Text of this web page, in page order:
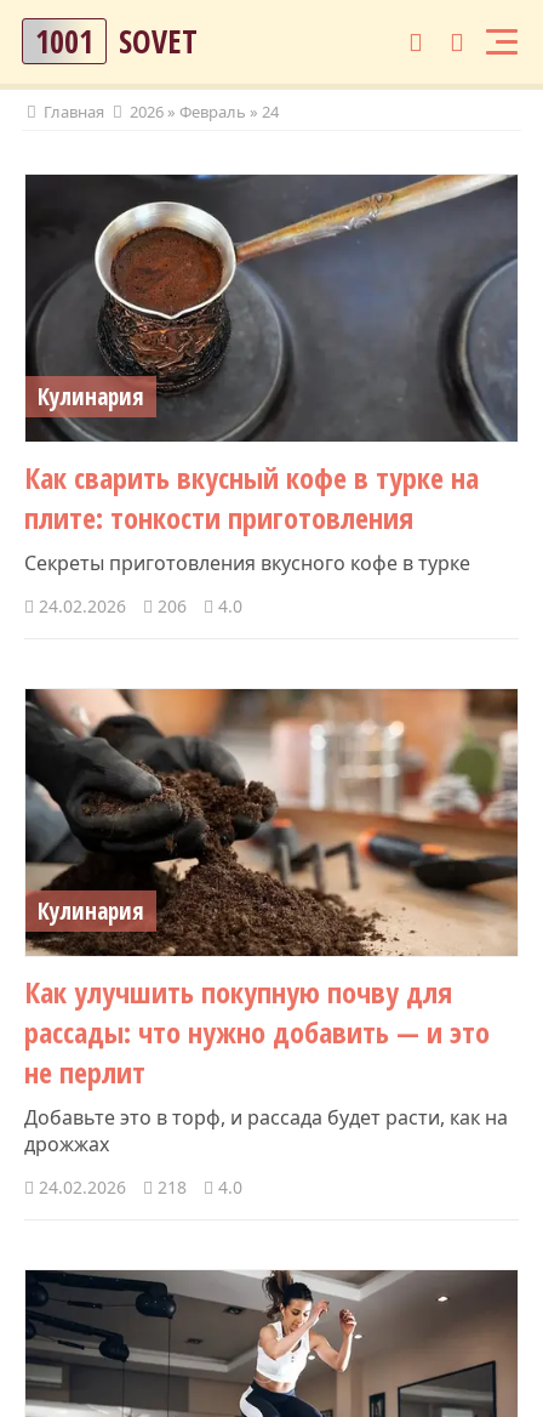
1001 SOVET
Главная 2026 » Февраль » 24
Кулинария
Как сварить вкусный кофе в турке на
плите: тонкости приготовления
Секреты приготовления вкусного кофе в турке
24.02.2026 206 4.0
Кулинария
Как улучшить покупную почву для
рассады: что нужно добавить — и это
не перлит
Добавьте это в торф, и рассада будет расти, как на
дрожжах
24.02.2026 218 4.0